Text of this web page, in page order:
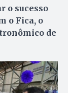
o sucesso
o Fica, o
de